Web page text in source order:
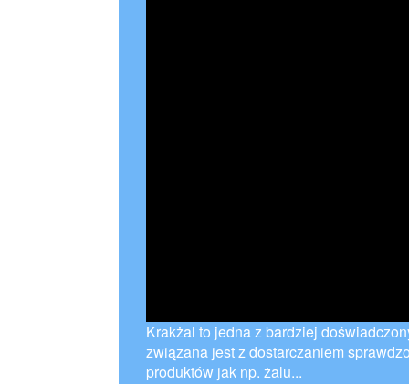
Krakżal to jedna z bardziej
związana jest z dostarczaniem
produktów jak np. żalu...